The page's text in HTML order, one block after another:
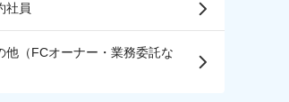
社員
他（FCオーナー・業務委託な